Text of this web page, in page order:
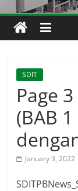
SDIT
Page
(BAB
January 3, 2022